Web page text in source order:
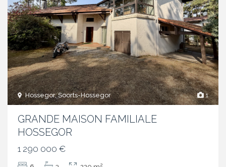
1
Hossegor, Soorts-Hossegor
GRANDE MAISON FAMILIALE
HOSSEGOR
1 290 000 €
2